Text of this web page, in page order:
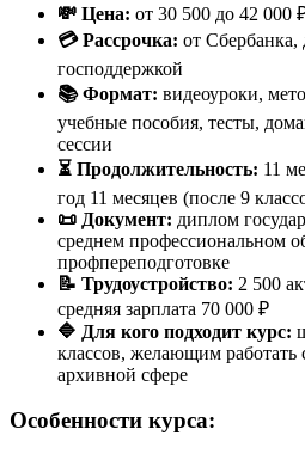
💸 Цена: от 30 500 до 42 000
💳 Рассрочка: от Сбербанка,
господдержкой
📚 Формат: видеоуроки,
учебные пособия, тесты,
сессии
⏳ Продолжительность: 11
год 11 месяцев (после 9
📜 Документ: диплом
среднем профессиональном
профпереподготовке
📝 Трудоустройство: 2 500
средняя зарплата 70 000 ₽
🔷 Для кого подходит курс:
классов, желающим работать
архивной сфере
Особенности курса: